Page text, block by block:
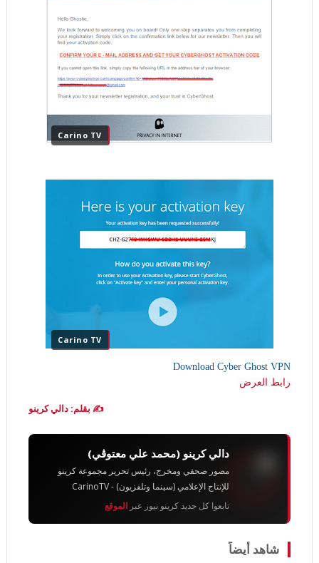
Carino TV
Carino TV
Download Cyber Ghost VPN
رابط العرض
✍️ بقلم: دالي كرينو
دالي كرينو (محمد علي معتوڨي)
مصور صحفي ومخرج، رئيس تحرير مجموعة كرينو
للإنتاج الإعلامي (سينما وتلفزيون) - CarinoTV
تابعوا كل جديد كرينو نيوز عبر الموقع
شاهد أيضاً